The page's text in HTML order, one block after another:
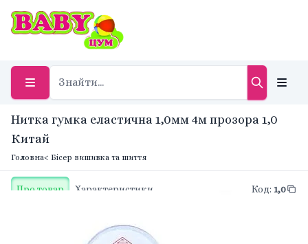
Нитка гумка еластична 1,0мм 4м прозора 1,0
Китай
Головна< Бісер вишивка та шиття
Про товар Характеристики Код: 1,0